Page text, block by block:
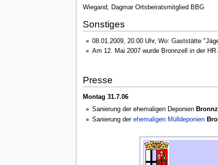
Wiegand, Dagmar Ortsbeiratsmitglied BBG
Sonstiges
08.01.2009, 20.00 Uhr, Wo: Gaststätte
Am 12. Mai 2007 wurde Bronnzell in der
Presse
Montag 31.7.06
Sanierung der ehemaligen Deponien
Sanierung der ehemaligen Mülldeponien